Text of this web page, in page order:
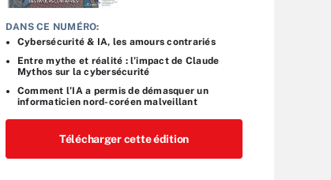
DANS CE NUMÉRO:
Cybersécurité & IA, les amours contrariés
Entre mythe et réalité : l’impact de Claude
Mythos sur la cybersécurité
Comment l’IA a permis de démasquer un
informaticien nord-coréen malveillant
Télécharger cette édition